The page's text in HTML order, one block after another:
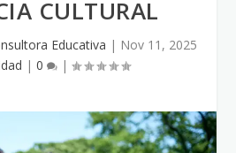
CULTURAL
Educativa | Nov 11, 2025
| 0 |